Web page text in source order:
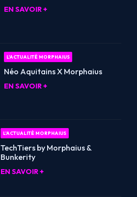
EN SAVOIR +
L'ACTUALITÉ MORPHAIUS
Néo Aquitains X Morphaius
EN SAVOIR +
L'ACTUALITÉ MORPHAIUS
TechTiers by Morphaius &
Bunkerity
EN SAVOIR +